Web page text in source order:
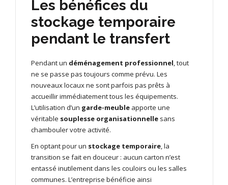
Les bénéfices du
stockage temporaire
pendant le transfert
Pendant un déménagement professionnel , tout
ne se passe pas toujours comme prévu. Les
nouveaux locaux ne sont parfois pas prêts à
accueillir immédiatement tous les équipements.
L’utilisation d’un garde-meuble apporte une
véritable souplesse organisationnelle sans
chambouler votre activité.
En optant pour un stockage temporaire , la
transition se fait en douceur : aucun carton n’est
entassé inutilement dans les couloirs ou les salles
communes. L’entreprise bénéficie ainsi